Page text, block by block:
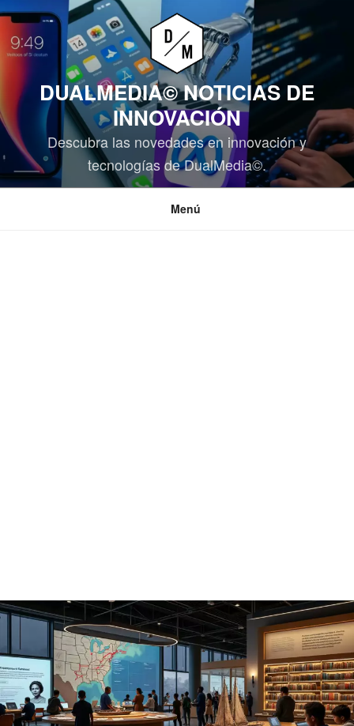
Saltar
contenido
DUALMEDIA© NOTICIAS DE
INNOVACIÓN
Descubra las novedades en innovación y
tecnologías de DualMedia©.
Menú